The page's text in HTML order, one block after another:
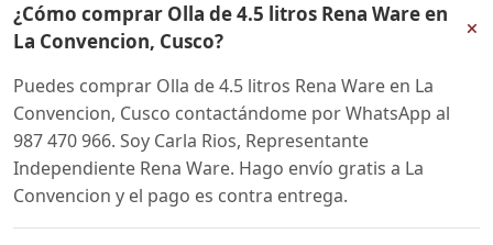
¿Cómo comprar Olla de 4.5 litros Rena Ware en
La Convencion, Cusco?
+
Puedes comprar Olla de 4.5 litros Rena Ware en La
Convencion, Cusco contactándome por WhatsApp al
987 470 966. Soy Carla Rios, Representante
Independiente Rena Ware. Hago envío gratis a La
Convencion y el pago es contra entrega.